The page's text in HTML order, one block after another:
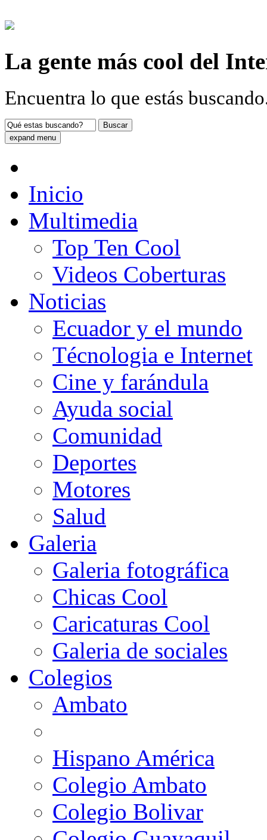
La gente más cool del
Encuentra lo que estás
Buscar
expand menu
Inicio
Multimedia
Top Ten Cool
Videos Coberturas
Noticias
Ecuador y el mundo
Técnologia e Internet
Cine y farándula
Ayuda social
Comunidad
Deportes
Motores
Salud
Galeria
Galeria fotográfica
Chicas Cool
Caricaturas Cool
Galeria de sociales
Colegios
Ambato
Hispano América
Colegio Ambato
Colegio Bolivar